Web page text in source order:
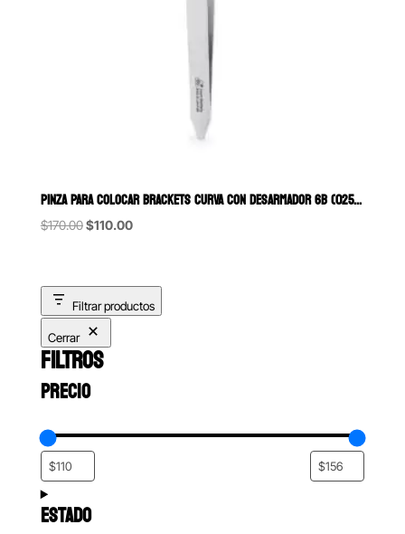
PINZA PARA COLOCAR BRACKETS CURVA CON DESARMADOR 6B (025-A)
$170.00Original
$170.00.
$110.00Current
$110.00.
Filtrar productos
Cerrar
FILTROS
PRECIO
ESTADO